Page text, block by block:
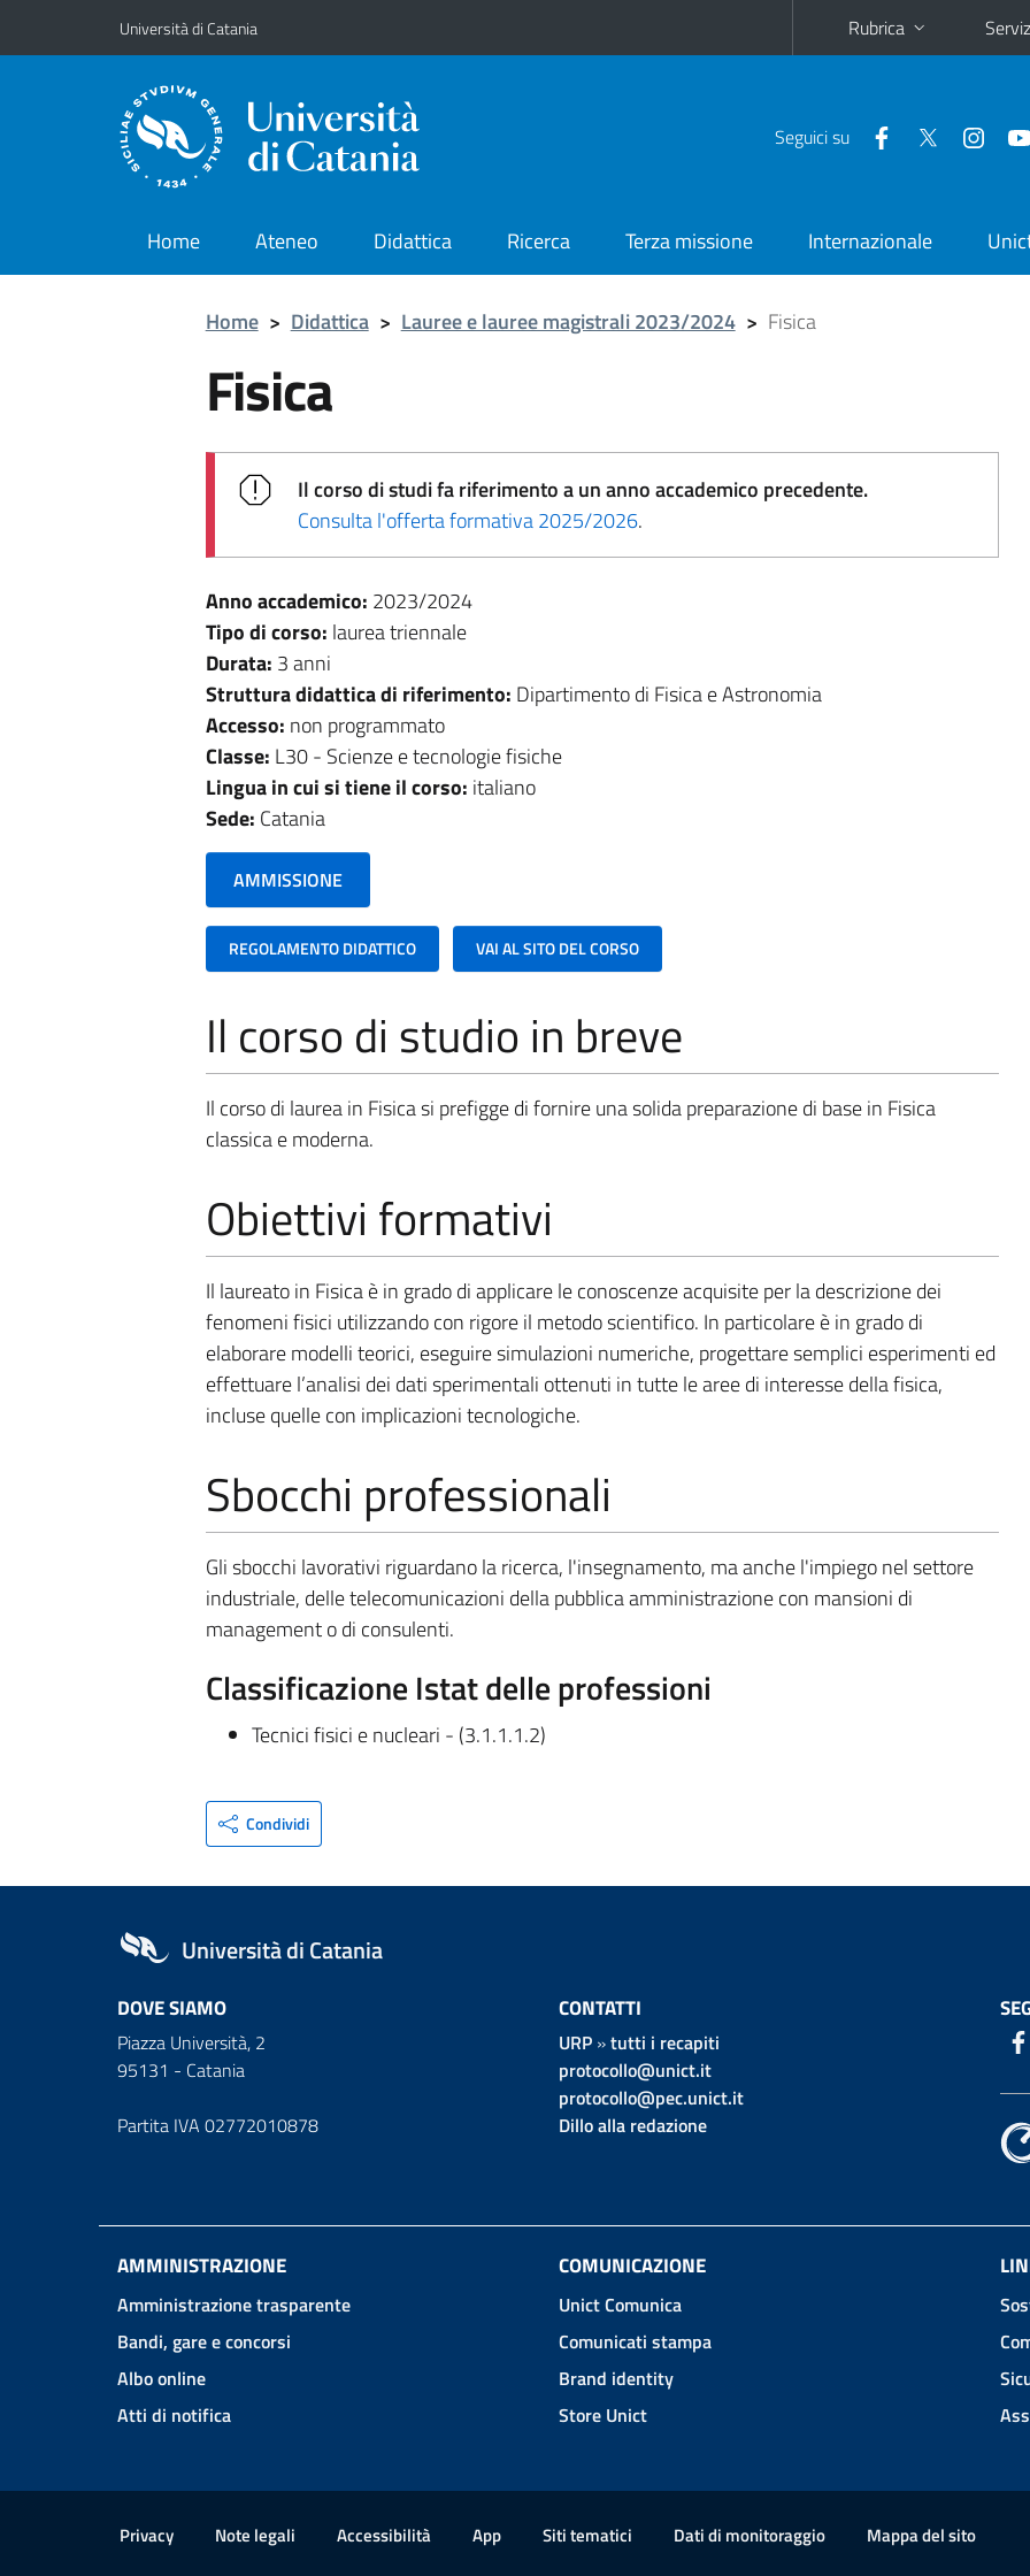
Vai al contenuto principale
Vai al menu di navigazione
Università di Catania Rubrica
Seguici su
Home Ateneo Didattica Ricerca Terza missione Internazionale
Home > Didattica > Lauree e lauree magistrali 2023/2024 > Fisica
Fisica
Il corso di studi fa riferimento a un anno accademico precedente.
Consulta l'offerta formativa 2025/2026.
Anno accademico: 2023/2024
Tipo di corso: laurea triennale
Durata: 3 anni
Struttura didattica di riferimento: Dipartimento di Fisica e Astronomia
Accesso: non programmato
Classe: L30 - Scienze e tecnologie fisiche
Lingua in cui si tiene il corso: italiano
Sede: Catania
AMMISSIONE
REGOLAMENTO DIDATTICO VAI AL SITO DEL CORSO
Il corso di studio in breve
Il corso di laurea in Fisica si prefigge di fornire una solida preparazione di base in Fisica
classica e moderna.
Obiettivi formativi
Il laureato in Fisica è in grado di applicare le conoscenze acquisite per la descrizione dei
fenomeni fisici utilizzando con rigore il metodo scientifico. In particolare è in grado di
elaborare modelli teorici, eseguire simulazioni numeriche, progettare semplici esperimenti ed
effettuare l’analisi dei dati sperimentali ottenuti in tutte le aree di interesse della fisica,
incluse quelle con implicazioni tecnologiche.
Sbocchi professionali
Gli sbocchi lavorativi riguardano la ricerca, l'insegnamento, ma anche l'impiego nel settore
industriale, delle telecomunicazioni della pubblica amministrazione con mansioni di
management o di consulenti.
Classificazione Istat delle professioni
Tecnici fisici e nucleari - (3.1.1.1.2)
Condividi
Università di Catania
DOVE SIAMO
Piazza Università, 2
95131 - Catania
Partita IVA 02772010878
CONTATTI
URP»tutti i recapiti
protocollo@unict.it
protocollo@pec.unict.it
Dillo alla redazione
AMMINISTRAZIONE
Amministrazione trasparente
Bandi, gare e concorsi
Albo online
Atti di notifica
COMUNICAZIONE
Unict Comunica
Comunicati stampa
Brand identity
Store Unict
Privacy Note legali Accessibilità App Siti tematici Dati di monitoraggio Mappadel sito